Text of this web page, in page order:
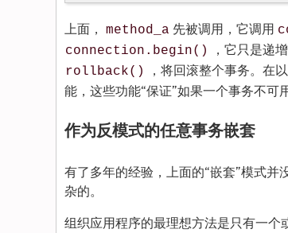
上面， method_a 先被调用，它调用
connection.begin() ，它只是递
rollback() ，将回滚整个事务。在
能，这些功能“保证”如果一个事务不可
作为反模式的任意事务嵌套
有了多年的经验，上面的“嵌套”模式
杂的。
组织应用程序的最理想方法是只有一个